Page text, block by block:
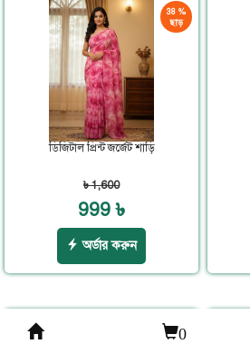
38 %
ছাড়
ডিজিটাল প্রিন্ট জর্জেট শাড়ি
৳ 1,600
999 ৳
অর্ডার করুন
38 %
ছাড়0